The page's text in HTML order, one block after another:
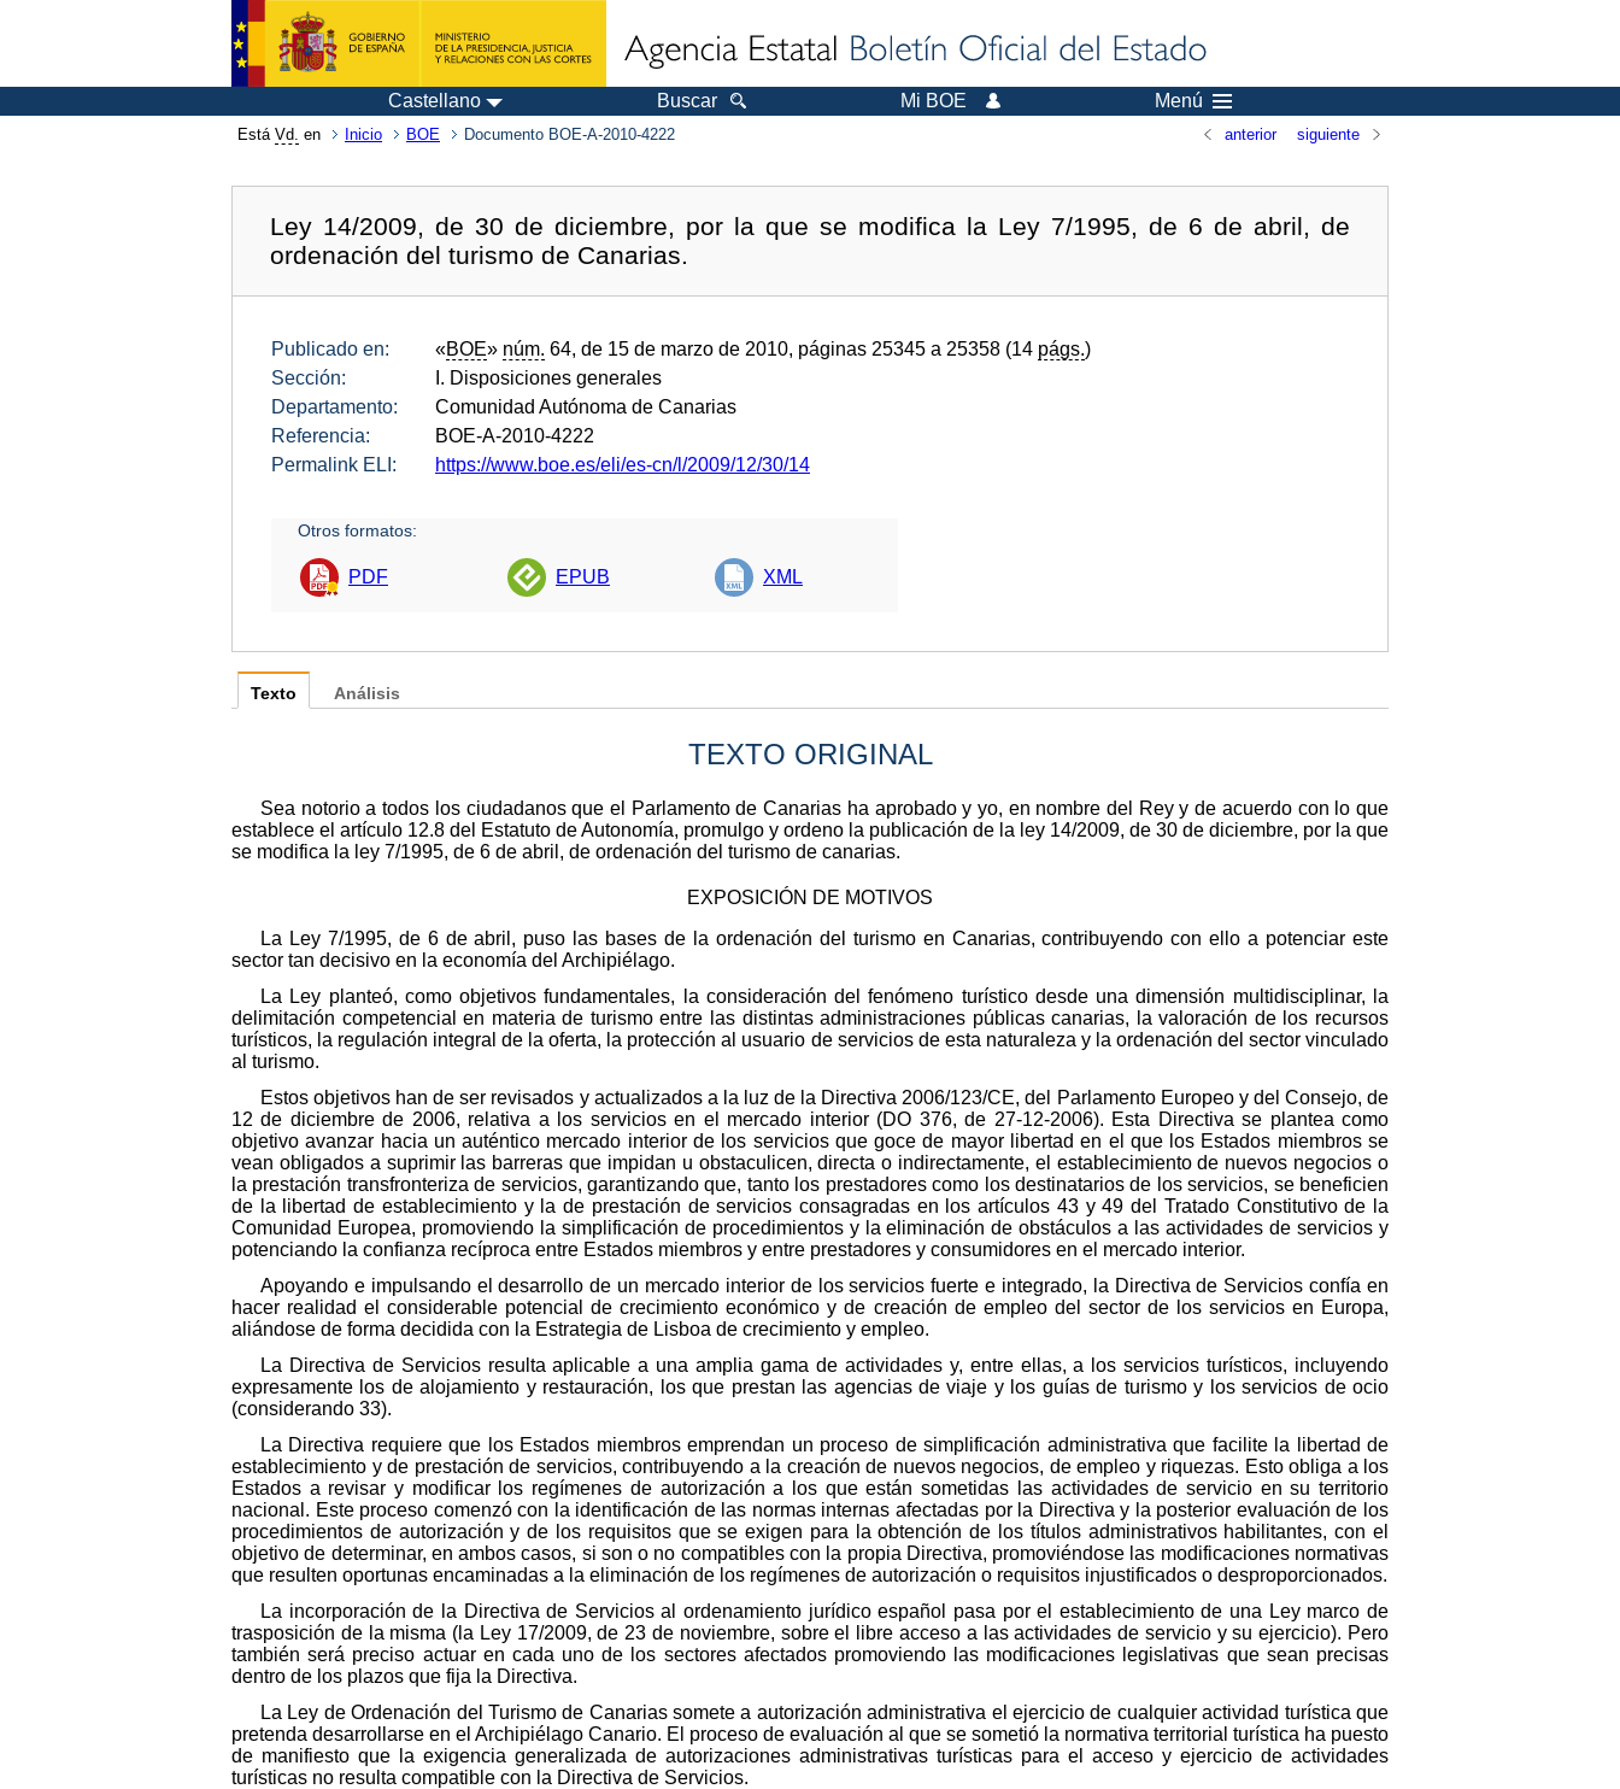
Castellano Buscar Mi BOE Menú
Está Vd. en Inicio BOE Documento BOE-A-2010-4222 anterior siguiente
Ley 14/2009, de 30 de diciembre, por la que se modifica la Ley 7/1995, de 6 de abril, de
ordenación del turismo de Canarias.
Publicado en: «BOE» núm. 64, de 15 de marzo de 2010, páginas 25345 a 25358 (14 págs.)
Sección:
I. Disposiciones generales
Departamento:
Comunidad Autónoma de Canarias
Referencia:
BOE-A-2010-4222
Permalink ELI:
https://www.boe.es/eli/es-cn/l/2009/12/30/14
Otros formatos:
PDF EPUB XML
Texto
TEXTO ORIGINAL
Sea notorio a todos los ciudadanos que el Parlamento de Canarias ha aprobado y yo, en nombre del Rey y de acuerdo con lo que
establece el artículo 12.8 del Estatuto de Autonomía, promulgo y ordeno la publicación de la ley 14/2009, de 30 de diciembre, por la que
se modifica la ley 7/1995, de 6 de abril, de ordenación del turismo de canarias.
EXPOSICIÓN DE MOTIVOS
La Ley 7/1995, de 6 de abril, puso las bases de la ordenación del turismo en Canarias, contribuyendo con ello a potenciar este
sector tan decisivo en la economía del Archipiélago.
La Ley planteó, como objetivos fundamentales, la consideración del fenómeno turístico desde una dimensión multidisciplinar, la
delimitación competencial en materia de turismo entre las distintas administraciones públicas canarias, la valoración de los recursos
turísticos, la regulación integral de la oferta, la protección al usuario de servicios de esta naturaleza y la ordenación del sector vinculado
al turismo.
Estos objetivos han de ser revisados y actualizados a la luz de la Directiva 2006/123/CE, del Parlamento Europeo y del Consejo, de
12 de diciembre de 2006, relativa a los servicios en el mercado interior (DO 376, de 27-12-2006). Esta Directiva se plantea como
objetivo avanzar hacia un auténtico mercado interior de los servicios que goce de mayor libertad en el que los Estados miembros se
vean obligados a suprimir las barreras que impidan u obstaculicen, directa o indirectamente, el establecimiento de nuevos negocios o
la prestación transfronteriza de servicios, garantizando que, tanto los prestadores como los destinatarios de los servicios, se beneficien
de la libertad de establecimiento y la de prestación de servicios consagradas en los artículos 43 y 49 del Tratado Constitutivo de la
Comunidad Europea, promoviendo la simplificación de procedimientos y la eliminación de obstáculos a las actividades de servicios y
potenciando la confianza recíproca entre Estados miembros y entre prestadores y consumidores en el mercado interior.
Apoyando e impulsando el desarrollo de un mercado interior de los servicios fuerte e integrado, la Directiva de Servicios confía en
hacer realidad el considerable potencial de crecimiento económico y de creación de empleo del sector de los servicios en Europa,
aliándose de forma decidida con la Estrategia de Lisboa de crecimiento y empleo.
La Directiva de Servicios resulta aplicable a una amplia gama de actividades y, entre ellas, a los servicios turísticos, incluyendo
expresamente los de alojamiento y restauración, los que prestan las agencias de viaje y los guías de turismo y los servicios de ocio
(considerando 33).
La Directiva requiere que los Estados miembros emprendan un proceso de simplificación administrativa que facilite la libertad de
establecimiento y de prestación de servicios, contribuyendo a la creación de nuevos negocios, de empleo y riquezas. Esto obliga a los
Estados a revisar y modificar los regímenes de autorización a los que están sometidas las actividades de servicio en su territorio
nacional. Este proceso comenzó con la identificación de las normas internas afectadas por la Directiva y la posterior evaluación de los
procedimientos de autorización y de los requisitos que se exigen para la obtención de los títulos administrativos habilitantes, con el
objetivo de determinar, en ambos casos, si son o no compatibles con la propia Directiva, promoviéndose las modificaciones normativas
que resulten oportunas encaminadas a la eliminación de los regímenes de autorización o requisitos injustificados o desproporcionados.
La incorporación de la Directiva de Servicios al ordenamiento jurídico español pasa por el establecimiento de una Ley marco de
trasposición de la misma (la Ley 17/2009, de 23 de noviembre, sobre el libre acceso a las actividades de servicio y su ejercicio). Pero
también será preciso actuar en cada uno de los sectores afectados promoviendo las modificaciones legislativas que sean precisas
dentro de los plazos que fija la Directiva.
La Ley de Ordenación del Turismo de Canarias somete a autorización administrativa el ejercicio de cualquier actividad turística que
pretenda desarrollarse en el Archipiélago Canario. El proceso de evaluación al que se sometió la normativa territorial turística ha puesto
de manifiesto que la exigencia generalizada de autorizaciones administrativas turísticas para el acceso y ejercicio de actividades
turísticas no resulta compatible con la Directiva de Servicios.
Análisis